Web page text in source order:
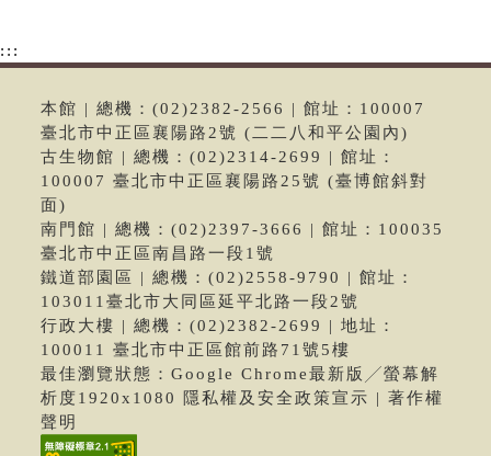
:::
本館 | 總機：(02)2382-2566 | 館址：100007
臺北市中正區襄陽路2號 (二二八和平公園內)
古生物館 | 總機：(02)2314-2699 | 館址：
100007 臺北市中正區襄陽路25號 (臺博館斜對
面)
南門館 | 總機：(02)2397-3666 | 館址：100035
臺北市中正區南昌路一段1號
鐵道部園區 | 總機：(02)2558-9790 | 館址：
103011臺北市大同區延平北路一段2號
行政大樓 | 總機：(02)2382-2699 | 地址：
100011 臺北市中正區館前路71號5樓
最佳瀏覽狀態：Google Chrome最新版╱螢幕解
析度1920x1080 隱私權及安全政策宣示 | 著作權
聲明